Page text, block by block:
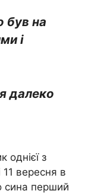
був на
і
далеко
однієї з
вересня в
сина перший